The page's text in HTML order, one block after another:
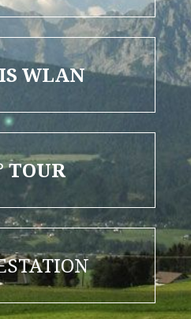
WLAN
TOUR